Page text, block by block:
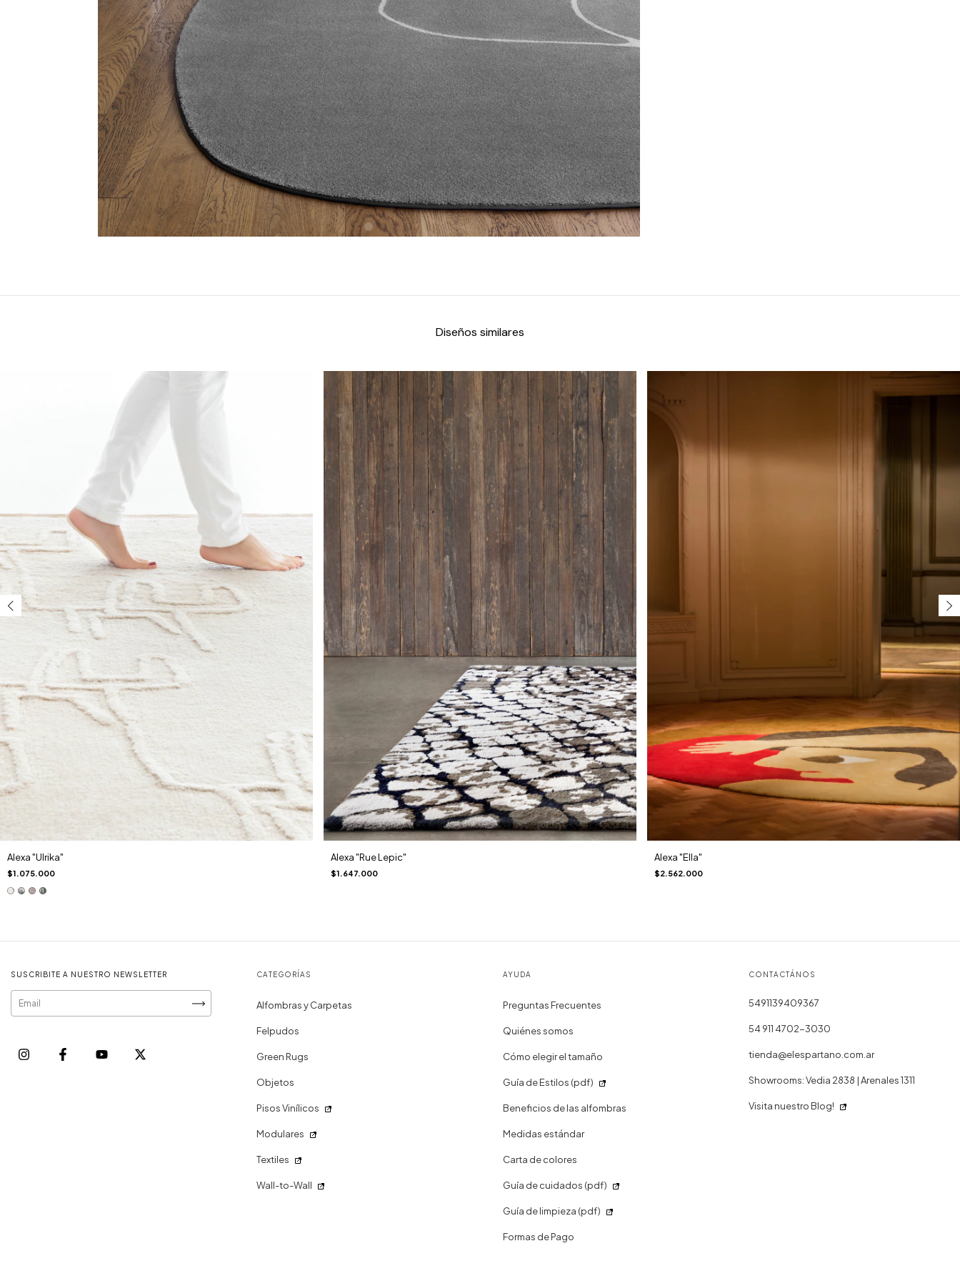
Diseños similares
Alexa "Ulrika"
$1.075.000
Alexa "Rue Lepic"
$1.647.000
Alexa "Ella"
$2.562.000
SUSCRIBITE A NUESTRO NEWSLETTER CATEGORÍAS
Alfombras y Carpetas
Felpudos
Green Rugs
Objetos
Pisos Vinílicos
Modulares
Textiles
Wall-to-Wall
AYUDA
Preguntas Frecuentes
Quiénes somos
Cómo elegir el tamaño
Guía de Estilos (pdf)
Beneficios de las alfombras
Medidas estándar
Carta de colores
Guía de cuidados (pdf)
Guía de limpieza (pdf)
Formas de Pago
CONTACTÁNOS
5491139409367
54 911 4702-3030
tienda@elespartano.com.ar
Showrooms: Vedia 2838 | Arenales 1311
Visita nuestro Blog!